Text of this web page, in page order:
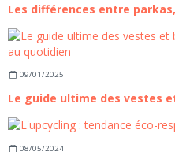
09/01/2025
08/05/2024